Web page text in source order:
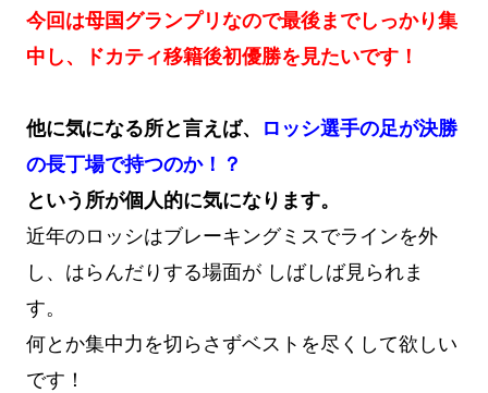
今回は母国グランプリなので最後までしっかり集
中し、ドカティ移籍後初優勝を見たいです！
他に気になる所と言えば、
ロッシ選手の足が決勝
の長丁場で持つのか！？
という所が個人的に気になります。
近年のロッシはブレーキングミスでラインを外
し、はらんだりする場面が しばしば見られま
す。
何とか集中力を切らさずベストを尽くして欲しい
です！